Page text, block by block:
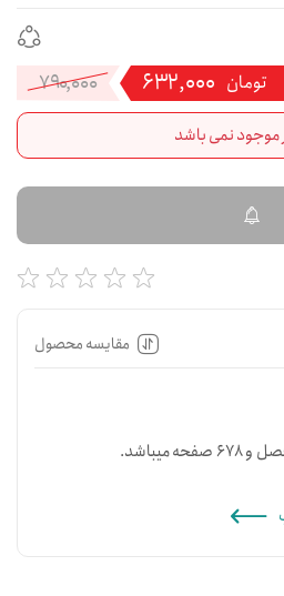
۷۹۰,۰۰۰ ۶۳۲,۰۰۰ تومان
موجود نمی باشد
مقایسه محصول